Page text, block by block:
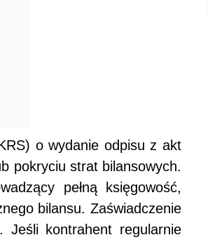
o wydanie odpisu z akt
pokryciu strat bilansowych.
pełną księgowość,
bilansu. Zaświadczenie
kontrahent regularnie